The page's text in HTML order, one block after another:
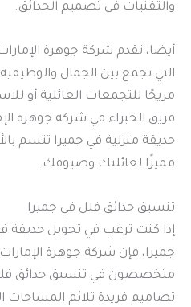
والتقنيات في تصميم الحدائق.
أيضا، تقدم شركة جوهرة
التي تجمع بين الجمال
مريحًا للتجمعات العائلية أو
فريق الخبراء في شركة جوهرة
حديقة منزلية في جميرا تتسم
مميزًا لعائلتك وضيوفك.
تنسيق حدائق فلل في جميرا
إذا كنت ترغب في تحويل حديقة
جميرا، فإن شركة جوهرة
متخصصون في تنسيق حدائق
تصاميم فريدة تلائم